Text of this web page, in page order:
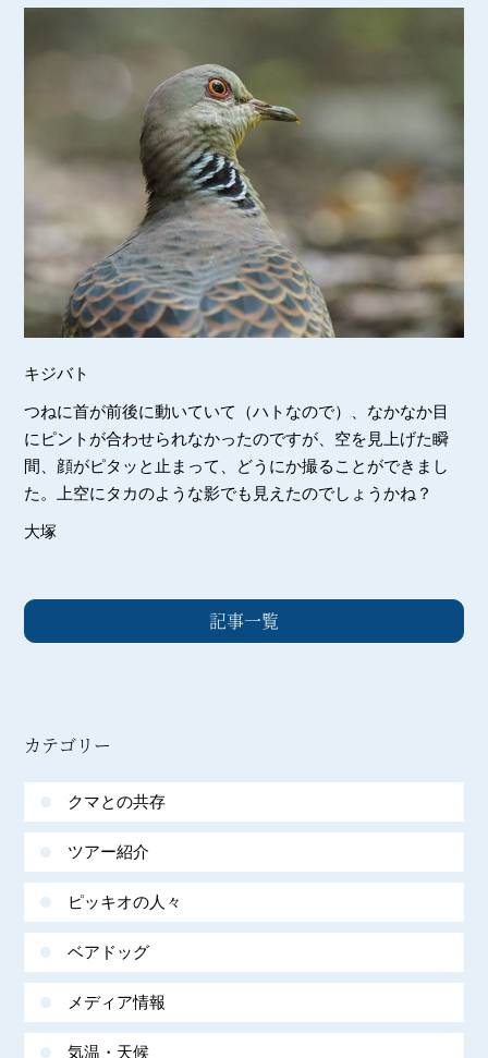
キジバト
つねに首が前後に動いていて（ハトなので）、なかなか目
にピントが合わせられなかったのですが、空を見上げた瞬
間、顔がピタッと止まって、どうにか撮ることができまし
た。上空にタカのような影でも見えたのでしょうかね？
大塚
記事一覧
カテゴリー
クマとの共存
ツアー紹介
ピッキオの人々
ベアドッグ
メディア情報
気温・天候